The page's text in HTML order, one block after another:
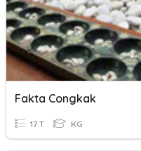
Fakta Congkak
17 T KG